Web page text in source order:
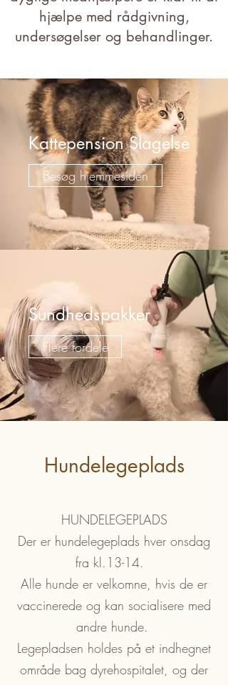
hjælpe med rådgivning,
undersøgelser og behandlinger.
Kattepension Slagelse
Besøg hjemmesiden
Sundhedspakker
Flere fordele
Hundelegeplads
HUNDELEGEPLADS
Der er hundelegeplads hver onsdag
fra kl.13-14.
Alle hunde er velkomne, hvis de er
vaccinerede og kan socialisere med
andre hunde.
Legepladsen holdes på et indhegnet
område bag dyrehospitalet, og der